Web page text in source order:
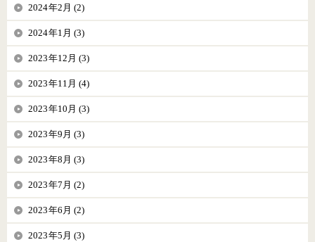
2024年2月 (2)
2024年1月 (3)
2023年12月 (3)
2023年11月 (4)
2023年10月 (3)
2023年9月 (3)
2023年8月 (3)
2023年7月 (2)
2023年6月 (2)
2023年5月 (3)